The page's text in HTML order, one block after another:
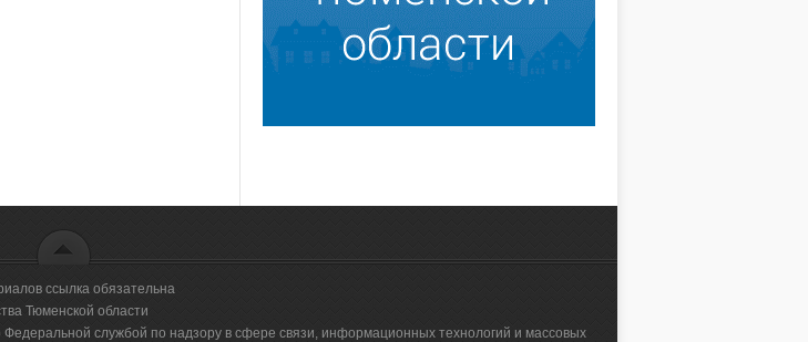
ссылка обязательна
Тюменской области
службой по надзору в сфере связи, информационных технологий и массовых